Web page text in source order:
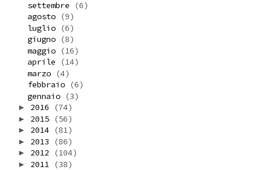
settembre
(6)
agosto (9)
luglio (6)
giugno (8)
maggio (16)
aprile
(14)
marzo (4)
febbraio (6)
gennaio (3)
► 2016 (74)
► 2015 (56)
► 2014 (81)
► 2013 (86)
► 2012 (104)
► 2011 (38)